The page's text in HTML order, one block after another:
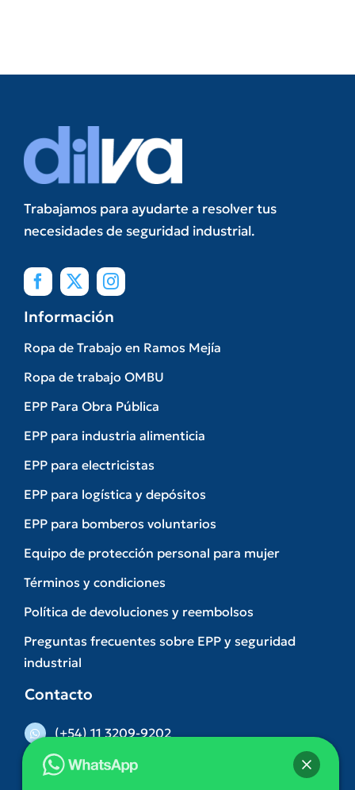
Trabajamos para ayudarte a resolver tus
necesidades de seguridad industrial.
Información
Ropa de Trabajo en Ramos Mejía
Ropa de trabajo OMBU
EPP Para Obra Pública
EPP para industria alimenticia
EPP para electricistas
EPP para logística y depósitos
EPP para bomberos voluntarios
Equipo de protección personal para mujer
Términos y condiciones
Política de devoluciones y reembolsos
Preguntas frecuentes sobre EPP y seguridad
industrial
Contacto
(+54) 11 3209-9202
(011) 5263-3074